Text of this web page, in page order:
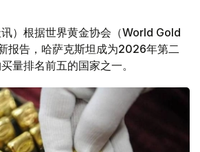
讯）根据世界黄金协会（World Gold
报告，哈萨克斯坦成为2026年第二
量排名前五的国家之一。